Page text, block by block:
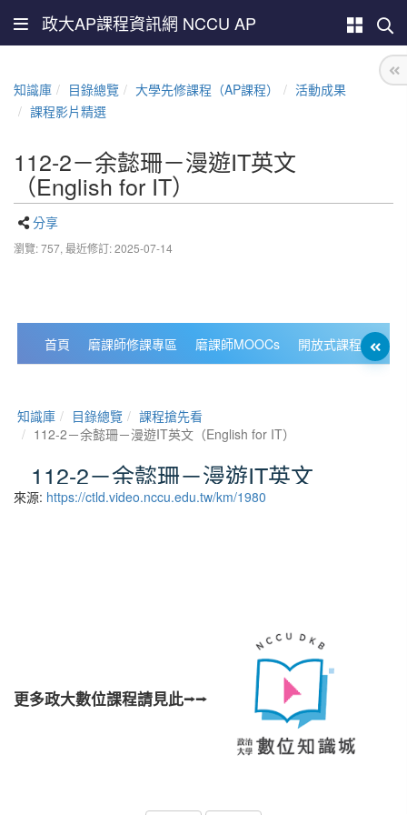
政大AP課程資訊網 NCCU AP
知識庫 目錄總覽 大學先修課程（AP課程）
活動成果
課程影片精選
112-2－余懿珊－漫遊IT英文
（English for IT）
分享
瀏覽: 757, 最近修訂: 2025-07-14
來源: https://ctld.video.nccu.edu.tw/km/1980
更多政大數位課程請見此⭢⭢